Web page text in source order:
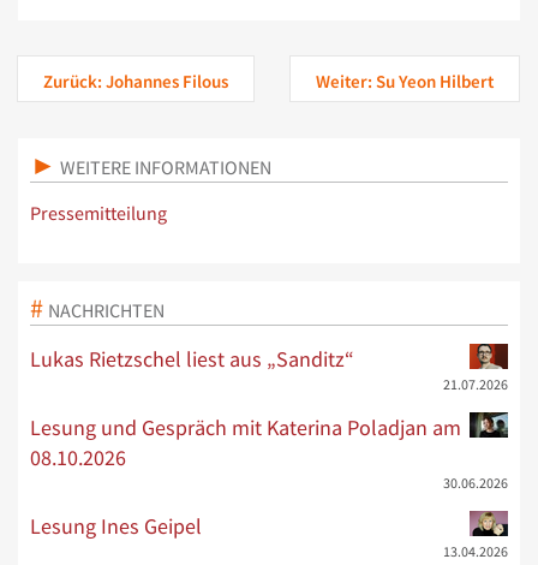
Zurück: Johannes Filous Weiter: Su Yeon Hilbert
WEITERE INFORMATIONEN
Pressemitteilung
NACHRICHTEN
Lukas Rietzschel liest aus „Sanditz“
21.07.2026
Lesung und Gespräch mit Katerina Poladjan am
08.10.2026
30.06.2026
Lesung Ines Geipel
13.04.2026